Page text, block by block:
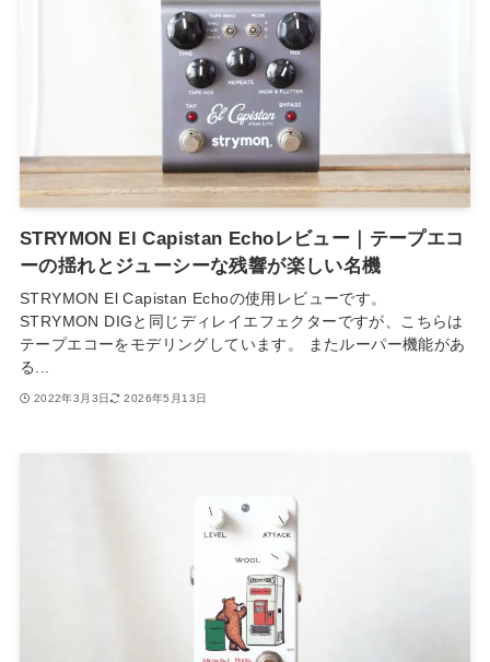
STRYMON El Capistan Echoレビュー｜テープエコ
ーの揺れとジューシーな残響が楽しい名機
STRYMON El Capistan Echoの使用レビューです。
STRYMON DIGと同じディレイエフェクターですが、こちらは
テープエコーをモデリングしています。 またルーパー機能があ
る...
2022年3月3日 2026年5月13日